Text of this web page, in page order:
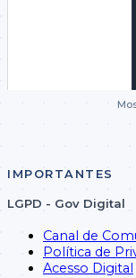
IMPORTANTES
LGPD - Gov Digital
Canal de
Política de
Acesso Digital